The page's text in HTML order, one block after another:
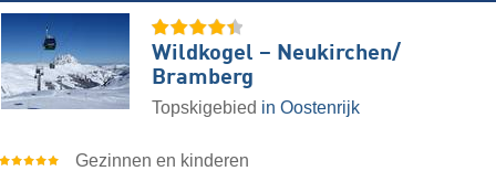
Wildkogel – Neukirchen/​
Bramberg
Topskigebied in Oostenrijk
Gezinnen en kinderen